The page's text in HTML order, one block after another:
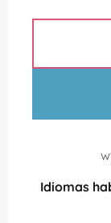
Idiomas
Idiomas